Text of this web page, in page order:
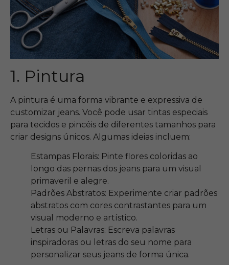
1. Pintura
A pintura é uma forma vibrante e expressiva de
customizar jeans. Você pode usar tintas especiais
para tecidos e pincéis de diferentes tamanhos para
criar designs únicos. Algumas ideias incluem:
Estampas Florais: Pinte flores coloridas ao
longo das pernas dos jeans para um visual
primaveril e alegre.
Padrões Abstratos: Experimente criar padrões
abstratos com cores contrastantes para um
visual moderno e artístico.
Letras ou Palavras: Escreva palavras
inspiradoras ou letras do seu nome para
personalizar seus jeans de forma única.